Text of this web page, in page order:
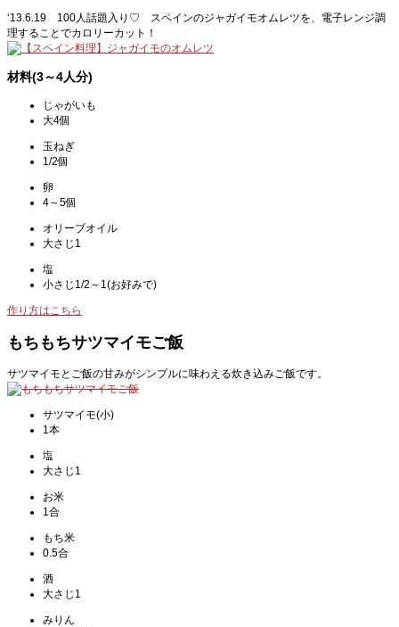
‘13.6.19 100人話題入り♡ スペインのジャガイモオムレツを、電子レンジ調
理することでカロリーカット！
材料(3～4人分)
じゃがいも
大4個
玉ねぎ
1/2個
卵
4～5個
オリーブオイル
大さじ1
塩
小さじ1/2～1(お好みで)
作り方はこちら
もちもちサツマイモご飯
サツマイモとご飯の甘みがシンプルに味わえる炊き込みご飯です。
サツマイモ(小)
1本
塩
大さじ1
お米
1合
もち米
0.5合
酒
大さじ1
みりん